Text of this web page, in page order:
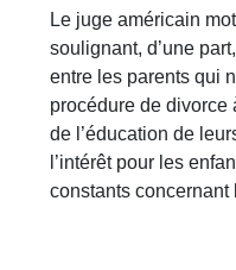
Le juge américain
soulignant, d’une
entre les parents qui
procédure de divorce
de l’éducation de
l’intérêt pour les
constants concernant